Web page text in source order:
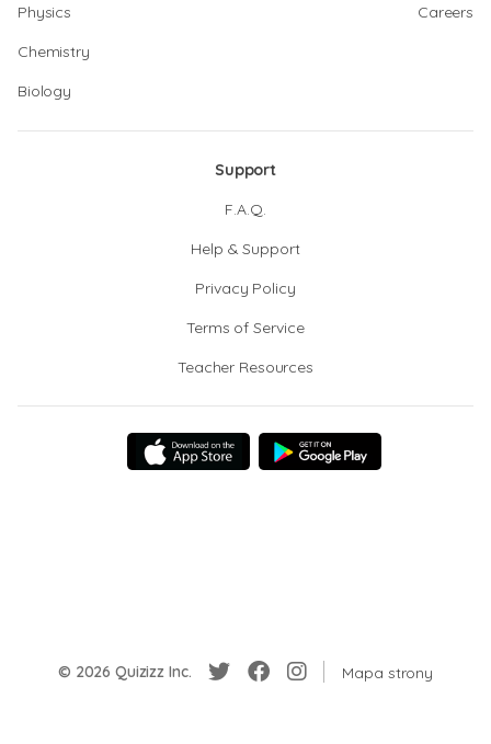
Physics
Chemistry
Biology
Careers
Support
F.A.Q.
Help & Support
Privacy Policy
Terms of Service
Teacher Resources
© 2026 Quizizz Inc. Mapa strony